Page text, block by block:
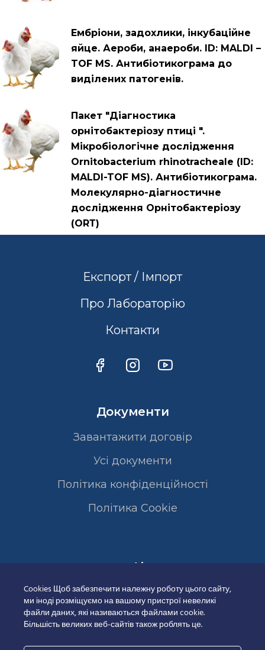
Ембріони, задохлики, інкубаційне
яйце. Аероби, анаероби. ID: MALDI –
TOF MS. Антибіотикограма до
виділених патогенів.
Пакет "Діагностика
орнітобактеріозу птиці ".
Мікробіологічне дослідження
Ornitobacterium rhinotracheale (ID:
MALDI-TOF MS). Антибіотикограма.
Молекулярно-діагностичне
дослідження Орнітобактеріозу
(ОRТ)
Експорт / Імпорт
Про Лабораторію
Контакти
Документи
Завантажити договір
Усі документи
Політика конфіденційності
Полiтика Cookie
Сертифікати
Cookies Щоб забезпечити належну роботу цього сайту,
ми іноді розміщуємо на вашому пристрої невеликі
файли даних, які називаються файлами cookie.
Більшість великих веб-сайтів також роблять це.